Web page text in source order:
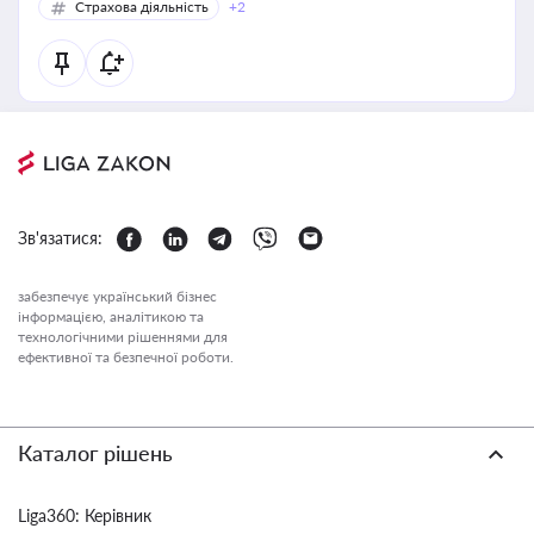
Страхова діяльність
+2
Зв'язатися:
забезпечує український бізнес
інформацією, аналітикою та
технологічними рішеннями для
ефективної та безпечної роботи.
Каталог рішень
Liga360: Керівник